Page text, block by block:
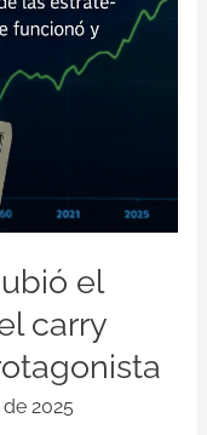
el
carry
2025